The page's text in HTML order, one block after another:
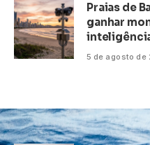
Praias de
ganhar
5 de agosto de